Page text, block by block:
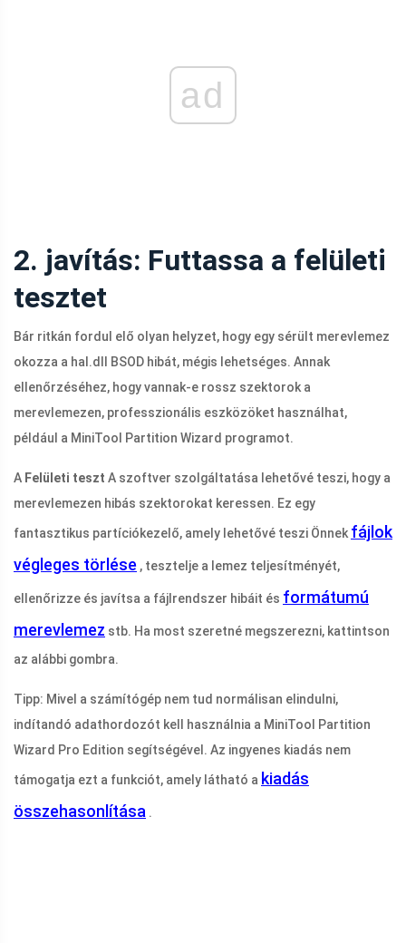
ad
2. javítás: Futtassa a felületi
tesztet
Bár ritkán fordul elő olyan helyzet, hogy egy sérült merevlemez
okozza a hal.dll
BSOD hibát, mégis lehetséges. Annak
ellenőrzéséhez, hogy vannak-e rossz szektorok a
merevlemezen, professzionális eszközöket használhat,
például a MiniTool Partition Wizard programot.
A Felületi teszt A szoftver szolgáltatása lehetővé teszi, hogy a
merevlemezen hibás szektorokat keressen. Ez egy
fantasztikus partíciókezelő, amely lehetővé teszi Önnek fájlok
végleges törlése , tesztelje a lemez teljesítményét,
ellenőrizze és javítsa a fájlrendszer hibáit és formátumú
merevlemez stb. Ha most szeretné megszerezni, kattintson
az alábbi gombra.
Tipp: Mivel a számítógép nem tud normálisan elindulni,
indítandó adathordozót kell használnia a MiniTool Partition
Wizard Pro Edition segítségével. Az ingyenes kiadás nem
támogatja ezt a funkciót, amely látható a kiadás
összehasonlítása .